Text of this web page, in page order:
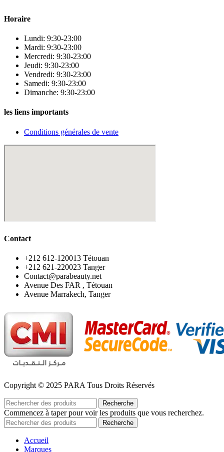
Horaire
Lundi: 9:30-23:00
Mardi: 9:30-23:00
Mercredi: 9:30-23:00
Jeudi: 9:30-23:00
Vendredi: 9:30-23:00
Samedi: 9:30-23:00
Dimanche: 9:30-23:00
les liens importants
Conditions générales de vente
Contact
‪+212 612-120013 Tétouan
‪+212 621-220023 Tanger
Contact@parabeauty.net
Avenue Des FAR , Tétouan
Avenue Marrakech, Tanger
Copyright © 2025 PARA Tous Droits Réservés
Recherche
Commencez à taper pour voir les produits que vous recherchez.
Recherche
Accueil
Marques